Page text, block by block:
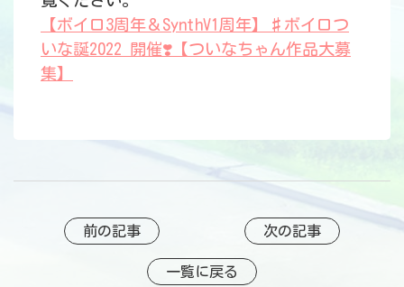
【ボイロ3周年＆SynthV1周年】♯ボイロつ
いな誕2022 開催❣️【ついなちゃん作品大募
集】
前の記事 次の記事
一覧に戻る